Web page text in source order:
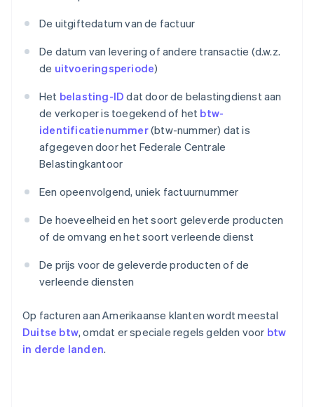
De uitgiftedatum van de factuur
De datum van levering of andere transactie (d.w.z.
de uitvoeringsperiode)
Het belasting-ID dat door de belastingdienst aan
de verkoper is toegekend of het btw-
identificatienummer(btw-nummer) dat is
afgegeven door het Federale Centrale
Belastingkantoor
Een opeenvolgend, uniek factuurnummer
De hoeveelheid en het soort geleverde producten
of de omvang en het soort verleende dienst
De prijs voor de geleverde producten of de
verleende diensten
Op facturen aan Amerikaanse klanten wordt meestal
Duitse btw, omdat er speciale regels gelden voor btw
in derde landen.